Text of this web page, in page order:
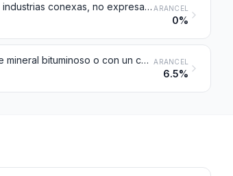
Productos residuales de la industria química o de las industrias conexas, no expresados ni comprendidos en otra parte; desechos municipales; lodos de depuración; los demás desechos citados en la Nota 6 del presente Capítulo ARANCEL
0%
Biodiésel y sus mezclas, sin aceites de petróleo o de mineral bituminoso o con un contenido inferior al 70 % en peso ARANCEL
6.5%